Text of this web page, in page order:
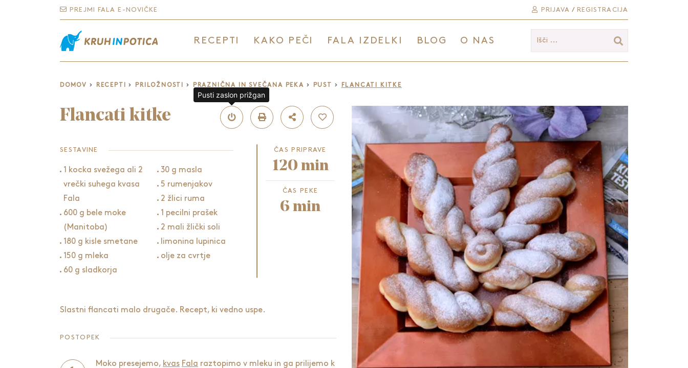
PREJMI FALA E-NOVIČKE PRIJAVA / REGISTRACIJA
Išči ...
RECEPTI KAKO PEČI FALA IZDELKI BLOG O NAS
DOMOV RECEPTI PRILOŽNOSTI PRAZNIČNA IN SVEČANA PEKA PUST FLANCATI KITKE
Flancati kitke
SESTAVINE
1 kocka svežega ali 2
vrečki suhega kvasa
Fala
600 g bele moke
(Manitoba)
180 g kisle smetane
150 g mleka
60 g sladkorja
30 g masla
5 rumenjakov
2 žlici ruma
1 pecilni prašek
2 mali žlički soli
limonina lupinica
olje za cvrtje
ČAS PRIPRAVE
120 min
ČAS PEKE
6 min
Slastni flancati malo drugače. Recept, ki vedno uspe.
POSTOPEK
Moko presejemo, kvas Fala raztopimo v mleku in ga prilijemo k
Pusti zaslon prižgan